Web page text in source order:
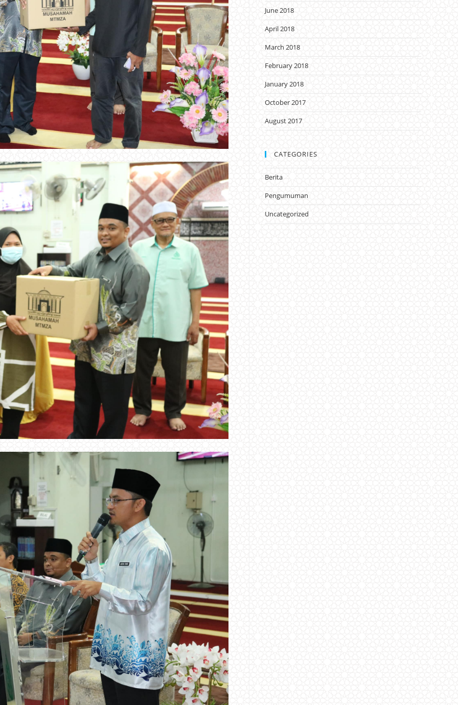
June 2018
April 2018
March 2018
February 2018
January 2018
October 2017
August 2017
CATEGORIES
Berita
Pengumuman
Uncategorized